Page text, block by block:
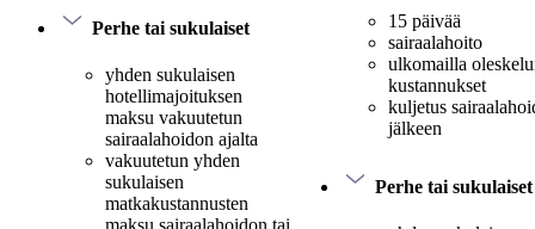
Perhe tai sukulaiset
yhden sukulaisen
hotellimajoituksen
maksu vakuutetun
sairaalahoidon ajalta
vakuutetun yhden
sukulaisen
matkakustannusten
15 päivää
sairaalahoito
ulkomailla
kustannukset
kuljetus
jälkeen
Perhe tai sukulaiset